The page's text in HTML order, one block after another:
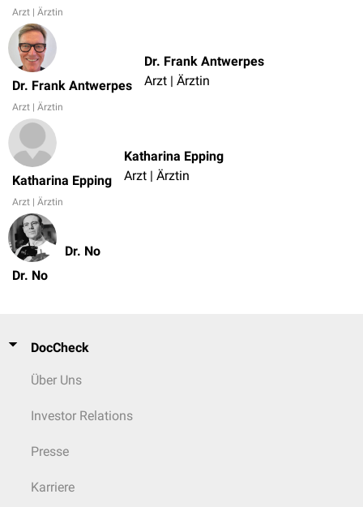
Arzt | Ärztin
Dr. Frank Antwerpes
Arzt | Ärztin
Dr. Frank Antwerpes
Arzt | Ärztin
Katharina Epping
Arzt | Ärztin
Katharina Epping
Arzt | Ärztin
Dr. No
Dr. No
DocCheck
Über Uns
Investor Relations
Presse
Karriere